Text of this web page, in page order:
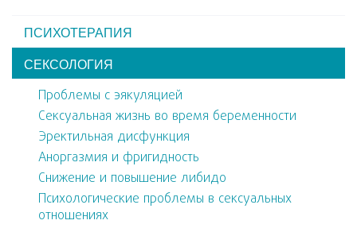
ПСИХОТЕРАПИЯ
СЕКСОЛОГИЯ
Проблемы с эякуляцией
Сексуальная жизнь во время беременности
Эректильная дисфункция
Аноргазмия и фригидность
Снижение и повышение либидо
Психологические проблемы в сексуальных
отношениях